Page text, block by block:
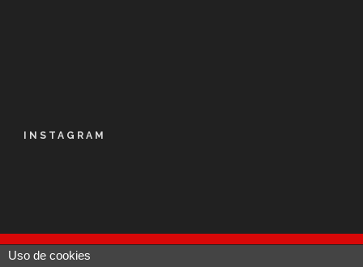
INSTAGRAM
© Kalapie 2016
Uso de cookies